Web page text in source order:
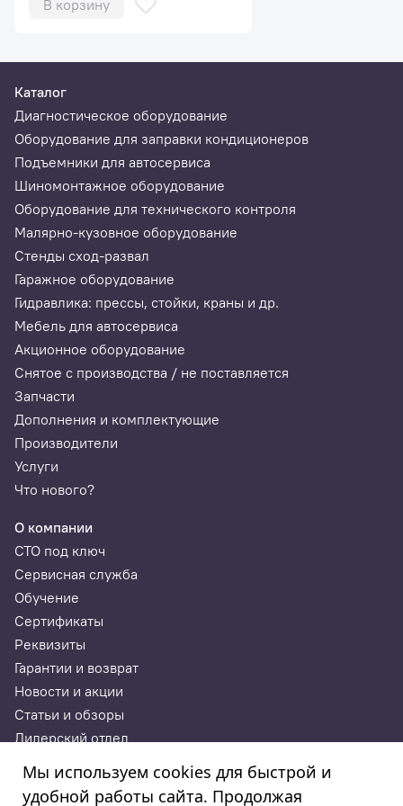
Датчик Autel TPMS
Срок работы батареи >5 лет
Рабочая температура от -40°С до +125°С
Температура хранения от -40°С до+150°С
Рабочая влажность 90 %
Рабочая частота 315 МГц / 433 МГц
Диапазон контроля
от 100 до 900 кПа
Точность измерения
давления
± 10 кПа
Диапазон
температурного
считывания
Точность
температурного
считывания
Точность считывания
G-сенсора
Мощность передачи
Батарея
Габариты (Ш х В х Д)
55.1 мм х 29.4 мм х 21.8 мм
(зажимной датчик)
54.2 мм х 29.4 мм х 19.1 мм
(защелкивающийся датчик)
В корзину
Каталог
Диагностическое оборудование
Оборудование для заправки кондиционеров
Подъемники для автосервиса
Шиномонтажное оборудование
Оборудование для технического контроля
Малярно-кузовное оборудование
Стенды сход-развал
Гаражное оборудование
Гидравлика: прессы, стойки, краны и др.
Мебель для автосервиса
Акционное оборудование
Снятое с производства / не поставляется
Запчасти
Дополнения и комплектующие
Производители
Услуги
Что нового?
О компании
СТО под ключ
Сервисная служба
Обучение
Сертификаты
Реквизиты
Гарантии и возврат
Новости и акции
Статьи и обзоры
Дилерский отдел
ИП Годунова Лариса Леонидовна
Мы используем cookies для быстрой и
удобной работы сайта. Продолжая